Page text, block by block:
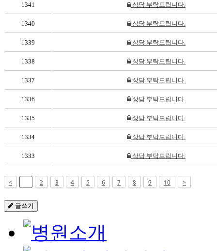
1341 상담 부탁드립니다.
1340 상담 부탁드립니다.
1339 상담 부탁드립니다.
1338 상담 부탁드립니다.
1337 상담 부탁드립니다.
1336 상담 부탁드립니다.
1335 상담 부탁드립니다.
1334 상담 부탁드립니다.
1333 상담 부탁드립니다.
< 2 3 4 5 6 7 8 9 10 >
글쓰기